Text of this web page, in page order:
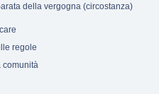
della vergogna (circostanza)
regole
comunità